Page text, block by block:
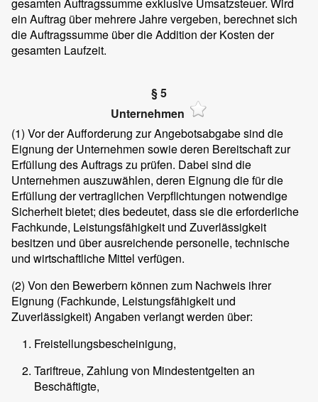
ein Auftrag über mehrere Jahre vergeben, berechnet sich
die Auftragssumme über die Addition der Kosten der
gesamten Laufzeit.
§ 5
Unternehmen
(1) Vor der Aufforderung zur Angebotsabgabe sind die
Eignung der Unternehmen sowie deren Bereitschaft zur
Erfüllung des Auftrags zu prüfen. Dabei sind die
Unternehmen auszuwählen, deren Eignung die für die
Erfüllung der vertraglichen Verpflichtungen notwendige
Sicherheit bietet; dies bedeutet, dass sie die erforderliche
Fachkunde, Leistungsfähigkeit und Zuverlässigkeit
besitzen und über ausreichende personelle, technische
und wirtschaftliche Mittel verfügen.
(2) Von den Bewerbern können zum Nachweis ihrer
Eignung (Fachkunde, Leistungsfähigkeit und
Zuverlässigkeit) Angaben verlangt werden über:
Freistellungsbescheinigung,
Tariftreue, Zahlung von Mindestentgelten an
Beschäftigte,